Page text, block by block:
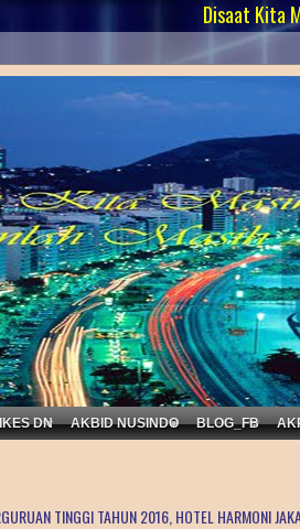
Disaat Kita Masih
DN AKBID NUSINDO BLOG_FB
TINGGI TAHUN 2016, HOTEL HARMONI